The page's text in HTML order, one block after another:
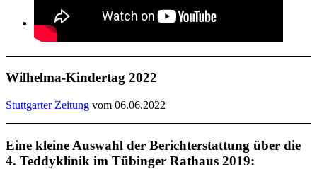
Menü Menü
Wilhelma-Kindertag 2022
Stuttgarter Zeitung vom 06.06.2022
Eine kleine Auswahl der Berichterstattung über die
4. Teddyklinik im Tübinger Rathaus 2019: